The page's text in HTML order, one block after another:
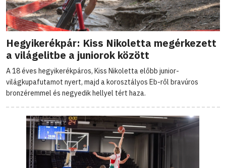
Hegyikerékpár: Kiss Nikoletta megérkezett
a világelitbe a juniorok között
A 18 éves hegyikerékpáros, Kiss Nikoletta előbb junior-
világkupafutamot nyert, majd a korosztályos Eb-ről bravúros
bronzéremmel és negyedik hellyel tért haza.